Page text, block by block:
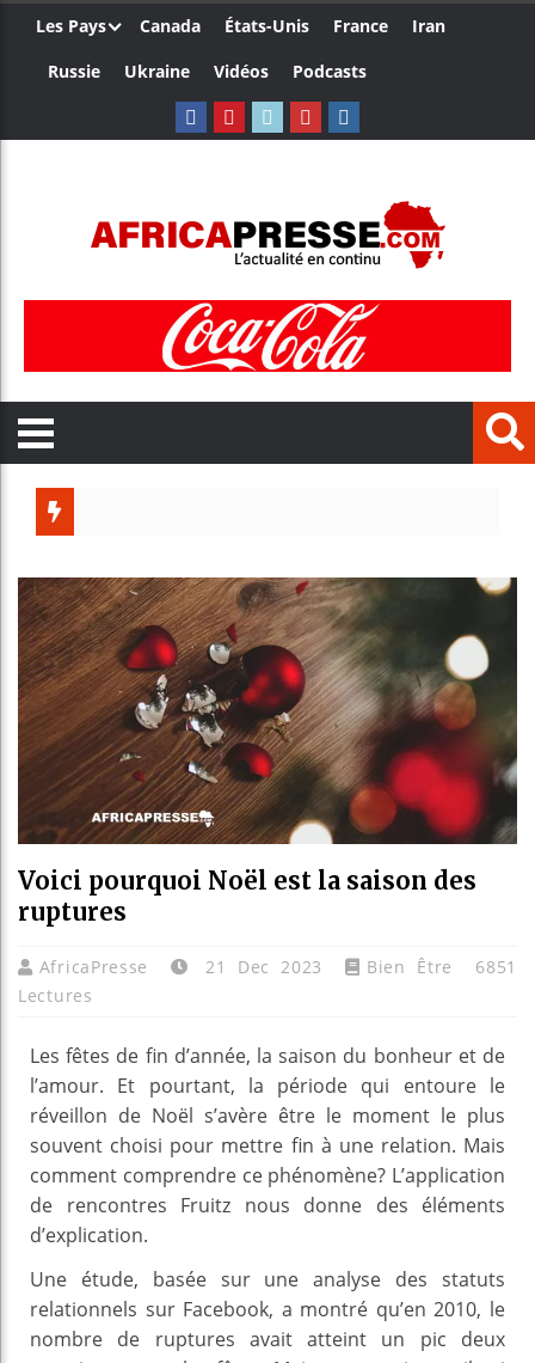
Les Pays Canada États-Unis France
Iran
Russie
Ukraine Vidéos Podcasts
Bénin
Voici pourquoi Noël est la saison des
ruptures
AfricaPresse 21 Dec 2023 Bien Être
6851
Lectures
Les fêtes de fin d’année, la saison du bonheur et de
l’amour. Et pourtant, la période qui entoure le
réveillon de Noël s’avère être le moment le plus
souvent choisi pour mettre fin à une relation. Mais
comment comprendre ce phénomène? L’application
de rencontres Fruitz nous donne des éléments
d’explication.
Une étude, basée sur une analyse des statuts
relationnels sur Facebook, a montré qu’en 2010, le
nombre de ruptures avait atteint un pic deux